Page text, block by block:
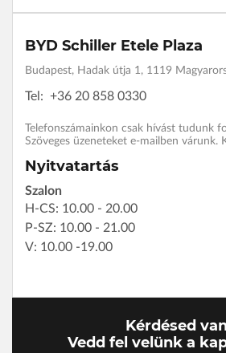
BYD Schiller Etele Plaza
Budapest, Hadak útja 1, 1119
Tel: +36 20 858 0330
Telefonszámainkon csak hívást tudunk
Szöveges üzeneteket e-mailben várunk.
Nyitvatartás
Szalon
H-CS: 10.00 - 20.00
P-SZ: 10.00 - 21.00
V: 10.00 -19.00
Kérdésed
Vedd fel velünk a